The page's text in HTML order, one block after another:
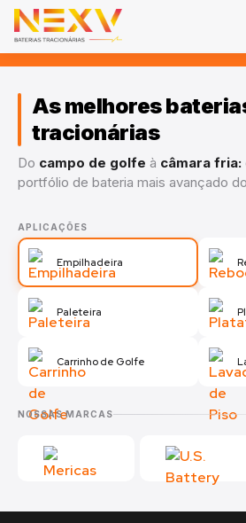
As melhores
tracionárias
Do campo de golfe à câmara fria:
portfólio de bateria mais avançado
Fale agora no WhatsApp
APLICAÇÃO
APLICAÇÕES
Empilhadeira
Paleteira
Carrinho de Golfe
NOSSAS MARCAS